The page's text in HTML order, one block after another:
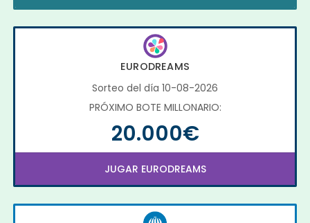
EURODREAMS
Sorteo del día 10-08-2026
PRÓXIMO BOTE MILLONARIO:
20.000€
JUGAR EURODREAMS